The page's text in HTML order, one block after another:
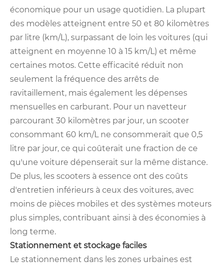
économique pour un usage quotidien. La plupart
des modèles atteignent entre 50 et 80 kilomètres
par litre (km/L), surpassant de loin les voitures (qui
atteignent en moyenne 10 à 15 km/L) et même
certaines motos. Cette efficacité réduit non
seulement la fréquence des arrêts de
ravitaillement, mais également les dépenses
mensuelles en carburant. Pour un navetteur
parcourant 30 kilomètres par jour, un scooter
consommant 60 km/L ne consommerait que 0,5
litre par jour, ce qui coûterait une fraction de ce
qu'une voiture dépenserait sur la même distance.
De plus, les scooters à essence ont des coûts
d'entretien inférieurs à ceux des voitures, avec
moins de pièces mobiles et des systèmes moteurs
plus simples, contribuant ainsi à des économies à
long terme.
Stationnement et stockage faciles
Le stationnement dans les zones urbaines est